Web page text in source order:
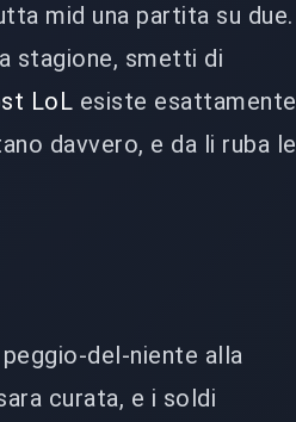
mid una partita su due.
stagione, smetti di
LoL esiste esattamente
davvero, e da li ruba le
del-niente alla
curata, e i soldi